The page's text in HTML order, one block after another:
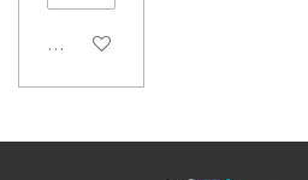
In winkelwagen